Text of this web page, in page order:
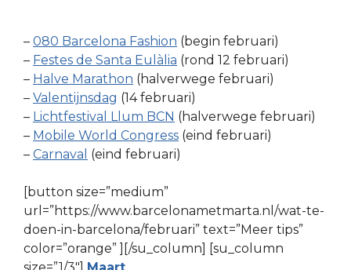
– 080 Barcelona Fashion (begin februari)
– Festes de Santa Eulàlia (rond 12 februari)
– Halve Marathon (halverwege februari)
– Valentijnsdag (14 februari)
– Lichtfestival Llum BCN (halverwege februari)
– Mobile World Congress (eind februari)
– Carnaval (eind februari)
[button size=”medium”
url=”https://www.barcelonametmarta.nl/wat-te-
doen-in-barcelona/februari” text=”Meer tips”
color=”orange” ][/su_column] [su_column